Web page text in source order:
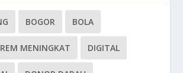
BOGOR BOLA
MENINGKAT DIGITAL